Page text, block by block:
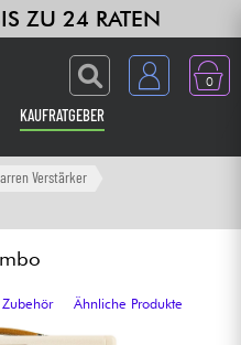
ZU 24 RATEN
0
KAUFRATGEBER
Verstärker
Ähnliche Produkte